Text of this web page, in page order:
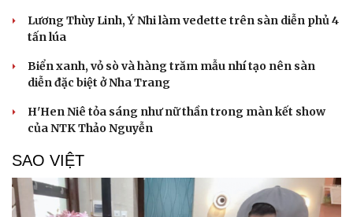
Cải chính
Lương Thùy Linh, Ý Nhi làm vedette trên sàn diễn phủ 4
tấn lúa
Biển xanh, vỏ sò và hàng trăm mẫu nhí tạo nên sàn
diễn đặc biệt ở Nha Trang
H'Hen Niê tỏa sáng như nữ thần trong màn kết show
của NTK Thảo Nguyễn
SAO VIỆT